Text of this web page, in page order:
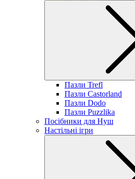
Пазли Trefl
Пазли Castorland
Пазли Dodo
Пазли Puzzlika
Посібники для Нуш
Настільні ігри